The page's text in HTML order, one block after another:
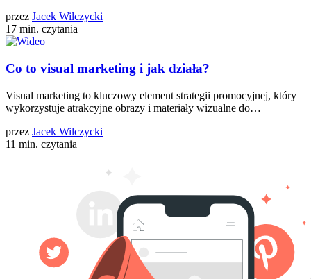
przez Jacek Wilczycki
17 min. czytania
Co to visual marketing i jak działa?
Visual marketing to kluczowy element strategii promocyjnej, który
wykorzystuje atrakcyjne obrazy i materiały wizualne do…
przez Jacek Wilczycki
11 min. czytania